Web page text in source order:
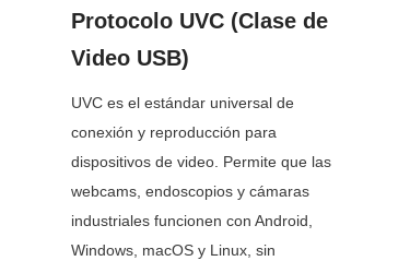
Protocolo UVC (Clase de
Video USB)
UVC es el estándar universal de
conexión y reproducción para
dispositivos de video. Permite que las
webcams, endoscopios y cámaras
industriales funcionen con Android,
Windows, macOS y Linux, sin